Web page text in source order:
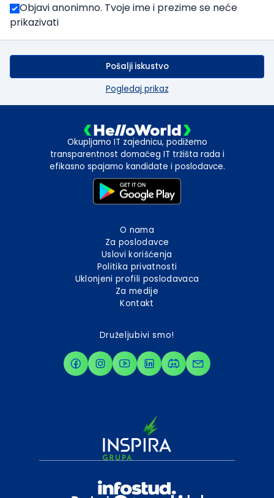
Objavi anonimno. Tvoje ime i prezime se neće
prikazivati
Pošalji iskustvo
Pogledaj prikaz
Okupljamo IT zajednicu, podižemo
transparentnost domaćeg IT tržišta rada i
efikasno spajamo kandidate i poslodavce.
O nama
Za poslodavce
Uslovi korišćenja
Politika privatnosti
Uklonjeni profili poslodavaca
Za medije
Kontakt
Druželjubivi smo!